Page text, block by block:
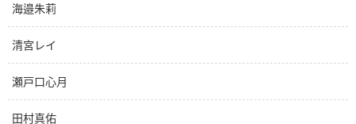
海邉朱莉
清宮レイ
瀬戸口心月
田村真佑